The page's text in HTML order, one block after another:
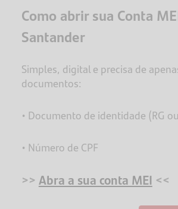
Como abrir sua Conta
Santander
Simples, digital e precisa de
documentos:
• Documento de identidade (RG
• Número de CPF
>> Abra a sua conta MEI <<